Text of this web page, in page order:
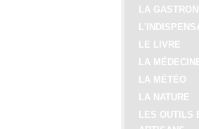
LA
LE LIVRE
LA
LA MÉTÉO
LA NATURE
LES OUTILS